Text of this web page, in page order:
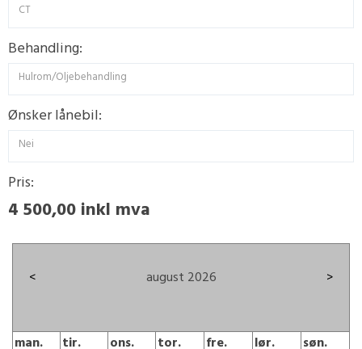
CT
Behandling:
Hulrom/Oljebehandling
Ønsker lånebil:
Nei
Pris:
4 500,00 inkl mva
< august 2026 >
man. tir. ons. tor. fre. lør.
søn.